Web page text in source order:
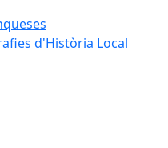
d'Història Local